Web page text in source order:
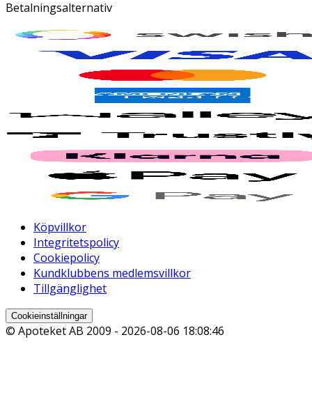
Betalningsalternativ
Köpvillkor
Integritetspolicy
Cookiepolicy
Kundklubbens medlemsvillkor
Tillgänglighet
Cookieinställningar
© Apoteket AB 2009 - 2026-08-06 18:08:46